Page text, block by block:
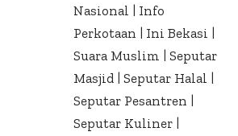
Nasional | Info
Perkotaan | Ini Bekasi |
Suara Muslim | Seputar
Masjid | Seputar Halal |
Seputar Pesantren |
Seputar Kuliner |